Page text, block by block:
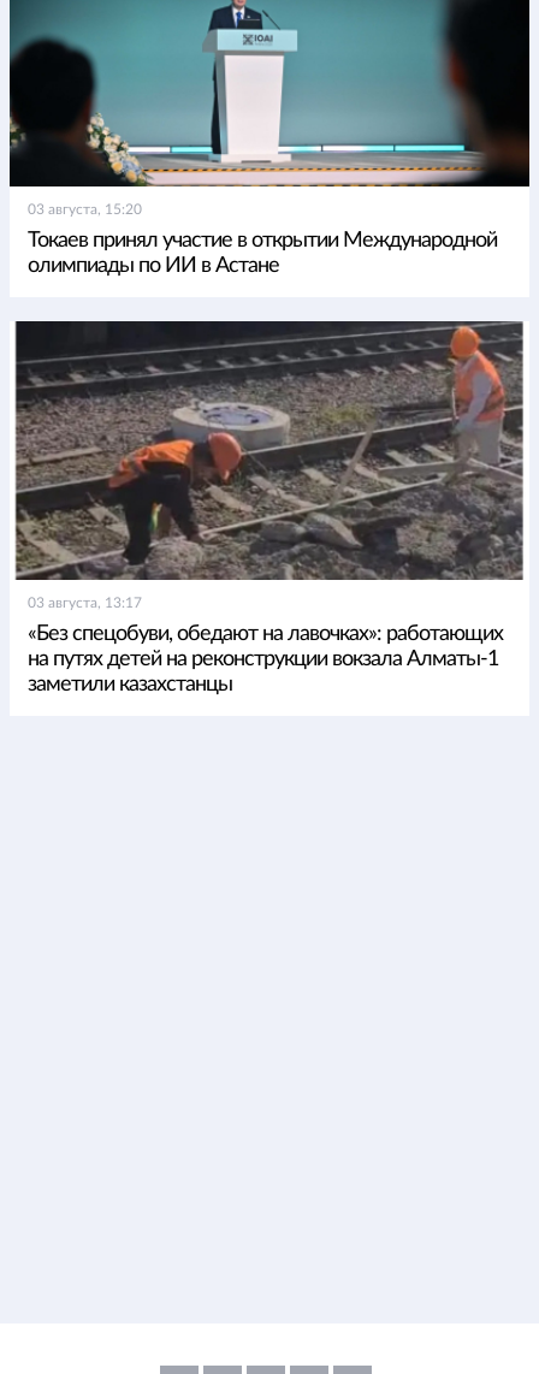
03 августа, 15:20
Токаев принял участие в открытии Международной
олимпиады по ИИ в Астане
03 августа, 13:17
«Без спецобуви, обедают на лавочках»: работающих
на путях детей на реконструкции вокзала Алматы-1
заметили казахстанцы